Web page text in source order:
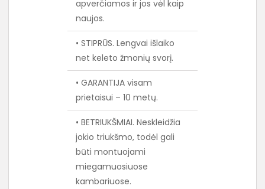
apverčiamos ir jos vėl kaip
naujos.
• STIPRŪS. Lengvai išlaiko
net keleto žmonių svorį.
• GARANTIJA visam
prietaisui – 10 metų.
• BETRIUKŠMIAI. Neskleidžia
jokio triukšmo, todėl gali
būti montuojami
miegamuosiuose
kambariuose.